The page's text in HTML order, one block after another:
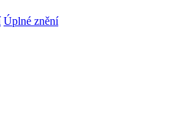
Úplné znění